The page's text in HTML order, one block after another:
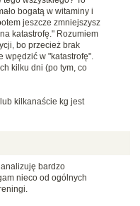
bogatą w witaminy i
jeszcze zmniejszysz
katastrofę." Rozumiem
bo przecież brak
wpędzić w "katastrofę".
kilku dni (po tym, co
kilkanaście kg jest
analizuję bardzo
nieco od ogólnych